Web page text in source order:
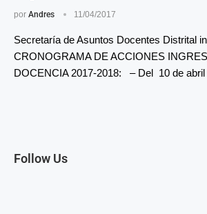
por Andres 11/04/2017
Secretaría de Asuntos Docentes Distrital
CRONOGRAMA DE ACCIONES
DOCENCIA 2017-2018: – Del 10 de
Follow Us